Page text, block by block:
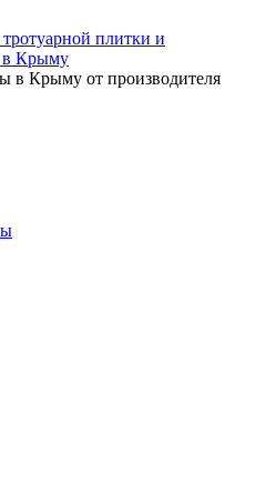
в Крыму от производителя